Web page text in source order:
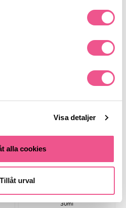
Visa detaljer
alla cookies
Tillåt urval
produkter
30ml